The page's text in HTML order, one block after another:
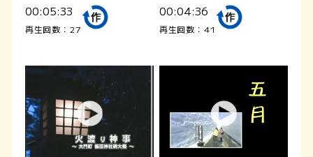
00:05:33
再生回数：27
00:04:36
再生回数：41